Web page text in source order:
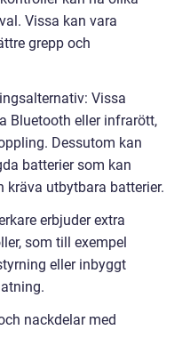
Vissa kan vara
grepp och
Vissa
Bluetooth eller infrarött,
Dessutom kan
batterier som kan
kräva utbytbara batterier.
erbjuder extra
som till exempel
eller inbyggt
nackdelar med